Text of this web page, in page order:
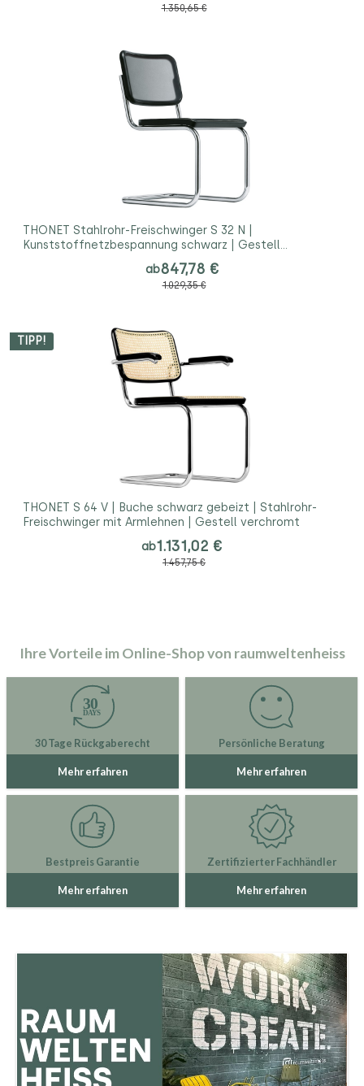
1.350,65 €
THONET Stahlrohr-Freischwinger S 32 N |
Kunststoffnetzbespannung schwarz | Gestell
ab847,78 €
1.029,35 €
TIPP!
THONET S 64 V | Buche schwarz gebeizt | Stahlrohr-
Freischwinger mit Armlehnen | Gestell verchromt
ab1.131,02 €
1.457,75 €
Ihre Vorteile im Online-Shop von raumweltenheiss
30 Tage Rückgaberecht
Mehr erfahren
Persönliche Beratung
Mehr erfahren
Bestpreis Garantie
Mehr erfahren
Zertifizierter Fachhändler
Mehr erfahren